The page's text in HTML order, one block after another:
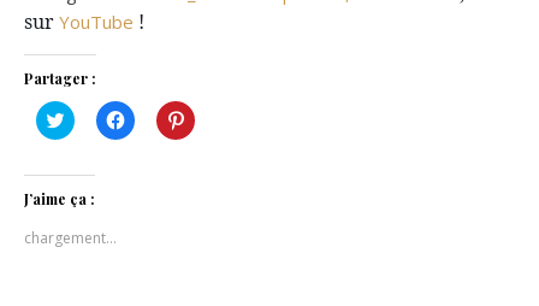
sur YouTube !
Partager :
Cliquez
pour
Twitter(ouvre
dans
une
fenêtre)
Cliquez
pour
Cliquez
pour
J’aime ça :
chargement…